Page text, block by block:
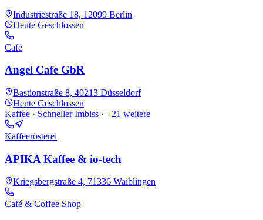
Industriestraße 18, 12099 Berlin
Heute Geschlossen
Café
Angel Cafe GbR
Bastionstraße 8, 40213 Düsseldorf
Heute Geschlossen
Kaffee · Schneller Imbiss · +21 weitere
Kaffeerösterei
APIKA Kaffee & io-tech
Kriegsbergstraße 4, 71336 Waiblingen
Café & Coffee Shop